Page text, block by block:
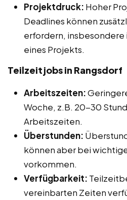
Projektdruck: Hoher
Deadlines können
erfordern, insbesondere
eines Projekts.
Teilzeitjobs in Rangsdorf
Arbeitszeiten:
Woche, z.B. 20-30
Arbeitszeiten.
Überstunden:
können aber bei
vorkommen.
Verfügbarkeit:
vereinbarten Zeiten